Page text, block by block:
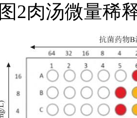
图2肉汤微量稀